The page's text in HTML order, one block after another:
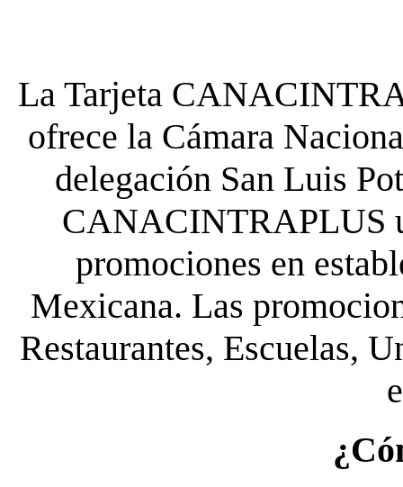
La Tarjeta
ofrece la Cámara
delegación San Luis
CANACINTRAPLUS
promociones en
Mexicana. Las
Restaurantes, Escuelas,